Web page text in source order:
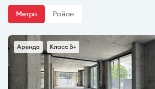
Метро Район
Аренда Класс B+